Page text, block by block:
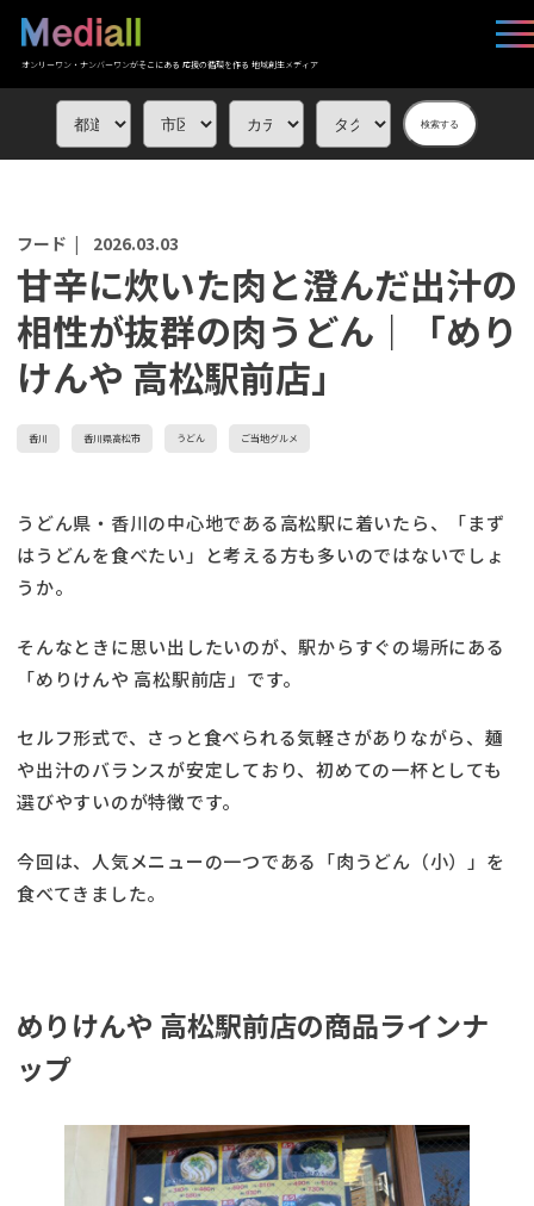
オンリーワン・ナンバーワンがそこにある 応援の循環を作る 地域創生メディア
検索する
フード | 2026.03.03
甘辛に炊いた肉と澄んだ出汁の
相性が抜群の肉うどん｜「めり
けんや 高松駅前店」
香川 香川県高松市 うどん ご当地グルメ
うどん県・香川の中心地である高松駅に着いたら、「まず
はうどんを食べたい」と考える方も多いのではないでしょ
うか。
そんなときに思い出したいのが、駅からすぐの場所にある
「めりけんや 高松駅前店」です。
セルフ形式で、さっと食べられる気軽さがありながら、麺
や出汁のバランスが安定しており、初めての一杯としても
選びやすいのが特徴です。
今回は、人気メニューの一つである「肉うどん（小）」を
食べてきました。
めりけんや 高松駅前店の商品ラインナ
ップ